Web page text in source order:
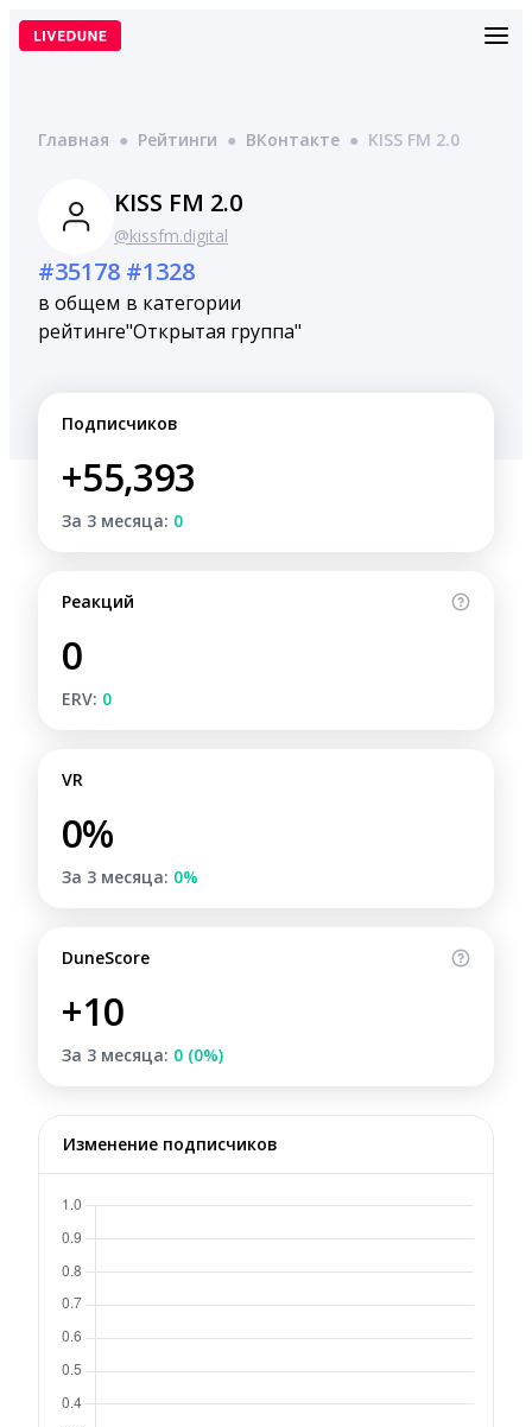
Перейти
Главная ● Рейтинги ● ВКонтакте ● KISS FM 2.0
KISS FM 2.0
@kissfm.digital
#35178
в общем
рейтинге
#1328
в категории
"Открытая группа"
Подписчиков
+55,393
За 3 месяца: 0
Реакций
0
ERV: 0
VR
0%
За 3 месяца: 0%
DuneScore
+10
За 3 месяца: 0 (0%)
Изменение подписчиков